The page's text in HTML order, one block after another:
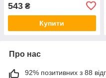
543 ₴
Купити
Про нас
92% позитивних з 88